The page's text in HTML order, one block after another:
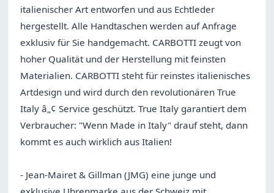
italienischer Art entworfen und aus Echtleder
hergestellt. Alle Handtaschen werden auf Anfrage
exklusiv für Sie handgemacht. CARBOTTI zeugt von
hoher Qualität und der Herstellung mit feinsten
Materialien. CARBOTTI steht für reinstes italienisches
Artdesign und wird durch den revolutionären True
Italy â„¢ Service geschützt. True Italy garantiert dem
Verbraucher: "Wenn Made in Italy" drauf steht, dann
kommt es auch wirklich aus Italien!
- Jean-Mairet & Gillman (JMG) eine junge und